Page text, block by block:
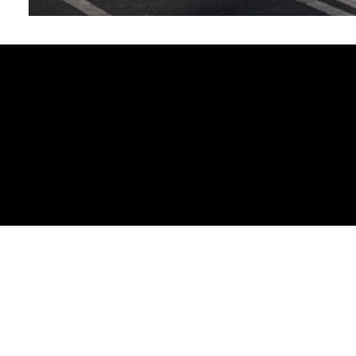
54.79